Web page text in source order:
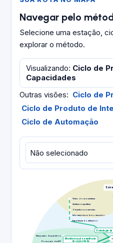
Navegar pelo
Selecione uma estação,
explorar o método.
Visualizando: Ciclo de
Capacidades
Outras visões: Ciclo de
Ciclo de Produto de
Ciclo de Automação
Experiência do utilizador
Informações sobre o mercado
Objectivos comerciais
Análise competitiva
Visão do ecossistema
Promoção da API
Integração de parceiros
1
Estrategia
Monitorização e melhoria
da capacidade